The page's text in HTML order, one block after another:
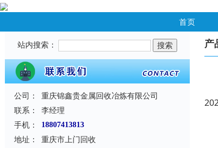
首页
站内搜索：
公司：
重庆锦鑫贵金属回收冶炼有限公司
联系：
李经理
手机：
18807413813
地址：
重庆市上门回收
产